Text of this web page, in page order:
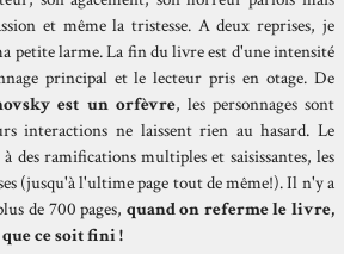
et même la tristesse. A deux reprises, je
petite larme. La fin du livre est d'une intensité
principal et le lecteur pris en otage. De
est un orfèvre, les personnages sont
interactions ne laissent rien au hasard. Le
des ramifications multiples et saisissantes, les
(jusqu'à l'ultime page tout de même!). Il n'y a
de 700 pages, quand on referme le livre,
ce soit fini !